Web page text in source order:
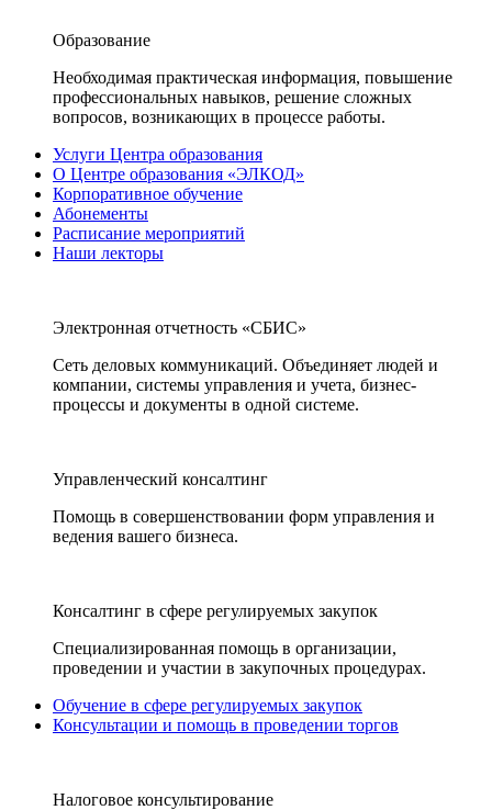
Образование
Необходимая практическая информация, повышение
профессиональных навыков, решение сложных
вопросов, возникающих в процессе работы.
Услуги Центра образования
О Центре образования «ЭЛКОД»
Корпоративное обучение
Абонементы
Расписание мероприятий
Наши лекторы
Электронная отчетность «СБИС»
Сеть деловых коммуникаций. Объединяет людей и
компании, системы управления и учета, бизнес-
процессы и документы в одной системе.
Управленческий консалтинг
Помощь в совершенствовании форм управления и
ведения вашего бизнеса.
Консалтинг в сфере регулируемых закупок
Специализированная помощь в организации,
проведении и участии в закупочных процедурах.
Обучение в сфере регулируемых закупок
Консультации и помощь в проведении торгов
Налоговое консультирование